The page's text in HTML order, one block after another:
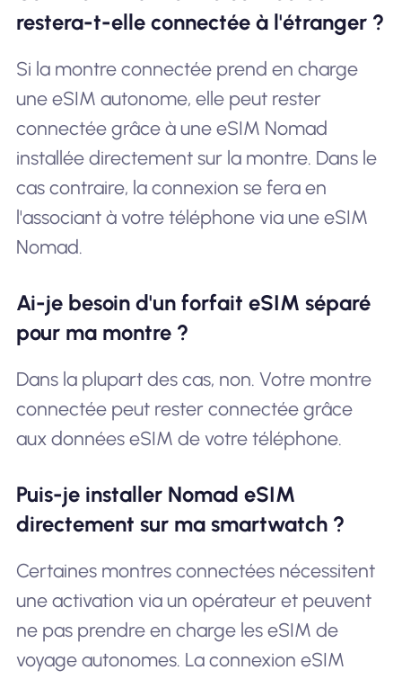
restera-t-elle connectée à l'étranger ?
Si la montre connectée prend en charge
une eSIM autonome, elle peut rester
connectée grâce à une eSIM Nomad
installée directement sur la montre. Dans le
cas contraire, la connexion se fera en
l'associant à votre téléphone via une eSIM
Nomad.
Ai-je besoin d'un forfait eSIM séparé
pour ma montre ?
Dans la plupart des cas, non. Votre montre
connectée peut rester connectée grâce
aux données eSIM de votre téléphone.
Puis-je installer Nomad eSIM
directement sur ma smartwatch ?
Certaines montres connectées nécessitent
une activation via un opérateur et peuvent
ne pas prendre en charge les eSIM de
voyage autonomes. La connexion eSIM